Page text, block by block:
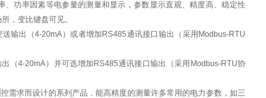
功率因素等电参量的测量和显示，参数显示直观、精度高、稳定性
，变比键盘可见。
送输出（4-20mA）或者增加RS485通讯接口输出（采用 Modbus-RTU
出（4-20mA）并可选增加RS485通讯接口输出（采用 Modbus-RTU协
需求而设计的系列产品，能高精度的测量许多常用的电力参数，如三